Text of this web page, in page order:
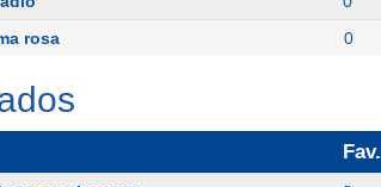
rosa 0
Fav.